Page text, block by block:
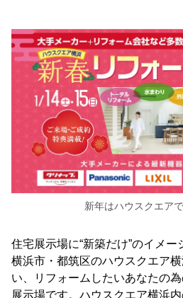
新年はハウスクエア
住宅展示場に“新築だけ”のイメー
横浜市・都筑区のハウスクエア
い、リフォームしたいあなたの
展示場です。ハウスクエア横浜